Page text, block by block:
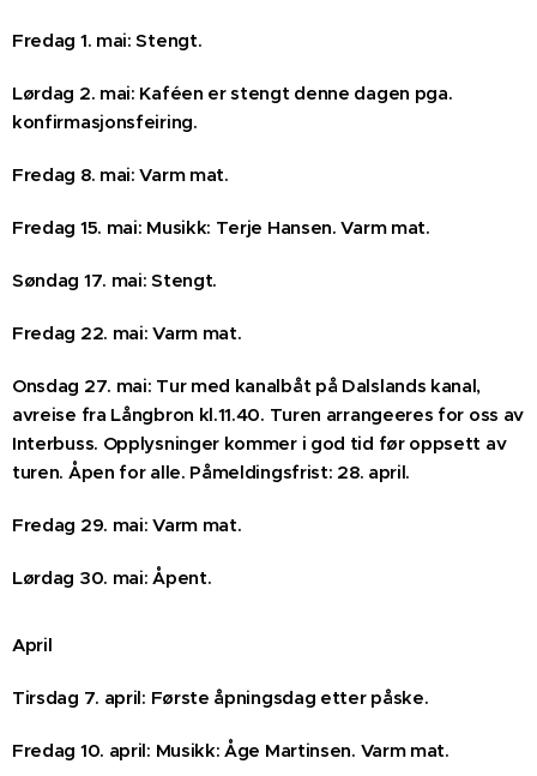
Fredag 1. mai: Stengt.
Lørdag 2. mai: Kaféen er stengt denne dagen pga.
konfirmasjonsfeiring.
Fredag 8. mai: Varm mat.
Fredag 15. mai: Musikk: Terje Hansen. Varm mat.
Søndag 17. mai: Stengt.
Fredag 22. mai: Varm mat.
Onsdag 27. mai: Tur med kanalbåt på Dalslands kanal,
avreise fra Långbron kl.11.40. Turen arrangeeres for oss av
Interbuss. Opplysninger kommer i god tid før oppsett av
turen. Åpen for alle. Påmeldingsfrist: 28. april.
Fredag 29. mai: Varm mat.
Lørdag 30. mai: Åpent.
April
Tirsdag 7. april: Første åpningsdag etter påske.
Fredag 10. april: Musikk: Åge Martinsen. Varm mat.